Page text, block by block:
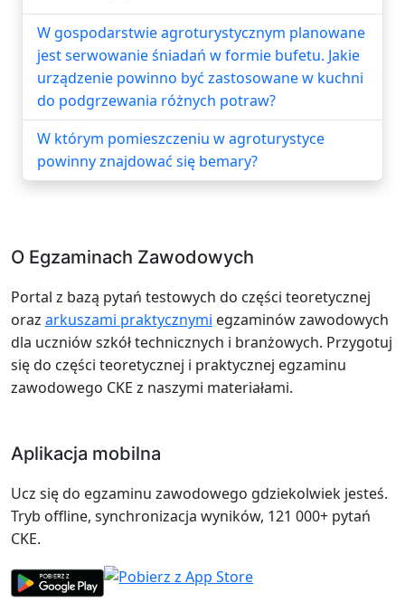
W gospodarstwie agroturystycznym planowane
jest serwowanie śniadań w formie bufetu. Jakie
urządzenie powinno być zastosowane w kuchni
do podgrzewania różnych potraw?
W którym pomieszczeniu w agroturystyce
powinny znajdować się bemary?
O Egzaminach Zawodowych
Portal z bazą pytań testowych do części teoretycznej
oraz arkuszami praktycznymi egzaminów zawodowych
dla uczniów szkół technicznych i branżowych. Przygotuj
się do części teoretycznej i praktycznej egzaminu
zawodowego CKE z naszymi materiałami.
Aplikacja mobilna
Ucz się do egzaminu zawodowego gdziekolwiek jesteś.
Tryb offline, synchronizacja wyników, 121 000+ pytań
CKE.